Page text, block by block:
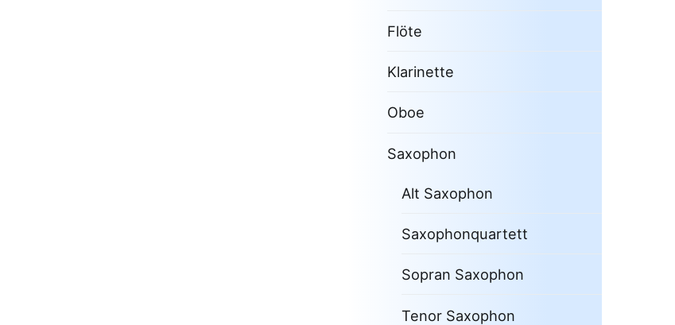
Flöte
Klarinette
Oboe
Saxophon
Alt Saxophon
Saxophonquartett
Sopran Saxophon
Tenor Saxophon